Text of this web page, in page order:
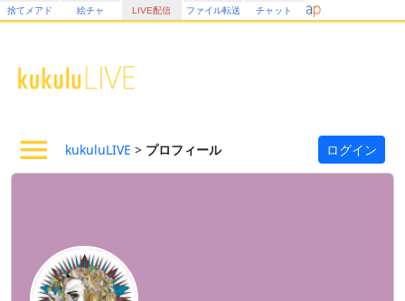
捨てメアド 絵チャ LIVE配信 ファイル転送 チャット
kukuluLIVE > プロフィール ログイン